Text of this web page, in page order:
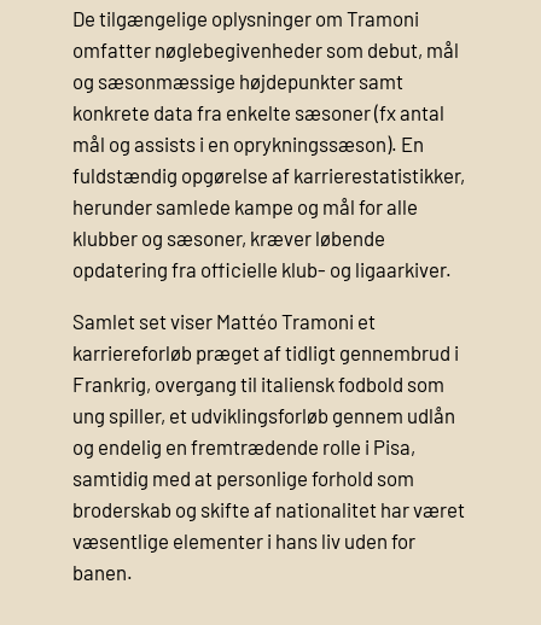
De tilgængelige oplysninger om Tramoni
omfatter nøglebegivenheder som debut, mål
og sæsonmæssige højdepunkter samt
konkrete data fra enkelte sæsoner (fx antal
mål og assists i en oprykningssæson). En
fuldstændig opgørelse af karrierestatistikker,
herunder samlede kampe og mål for alle
klubber og sæsoner, kræver løbende
opdatering fra officielle klub- og ligaarkiver.
Samlet set viser Mattéo Tramoni et
karriereforløb præget af tidligt gennembrud i
Frankrig, overgang til italiensk fodbold som
ung spiller, et udviklingsforløb gennem udlån
og endelig en fremtrædende rolle i Pisa,
samtidig med at personlige forhold som
broderskab og skifte af nationalitet har været
væsentlige elementer i hans liv uden for
banen.